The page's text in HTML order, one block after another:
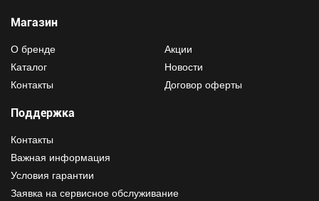
Магазин
О бренде
Каталог
Контакты
Акции
Новости
Договор оферты
Поддержка
Контакты
Важная информация
Условия гарантии
Заявка на сервисное обслуживание